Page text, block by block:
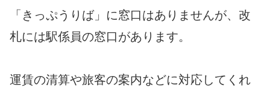
「きっぷうりば」に窓口はありませんが、改
札には駅係員の窓口があります。
運賃の清算や旅客の案内などに対応してくれ